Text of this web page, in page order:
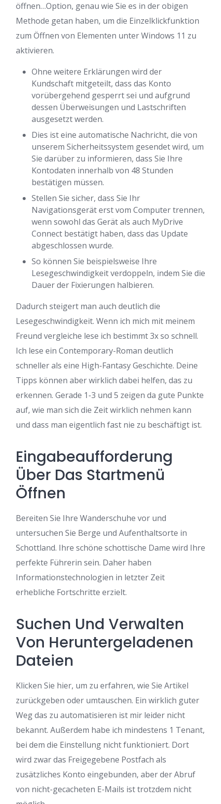
öffnen…Option, genau wie Sie es in der obigen
Methode getan haben, um die Einzelklickfunktion
zum Öffnen von Elementen unter Windows 11 zu
aktivieren.
Ohne weitere Erklärungen wird der
Kundschaft mitgeteilt, dass das Konto
vorübergehend gesperrt sei und aufgrund
dessen Überweisungen und Lastschriften
ausgesetzt werden.
Dies ist eine automatische Nachricht, die von
unserem Sicherheitssystem gesendet wird, um
Sie darüber zu informieren, dass Sie Ihre
Kontodaten innerhalb von 48 Stunden
bestätigen müssen.
Stellen Sie sicher, dass Sie Ihr
Navigationsgerät erst vom Computer trennen,
wenn sowohl das Gerät als auch MyDrive
Connect bestätigt haben, dass das Update
abgeschlossen wurde.
So können Sie beispielsweise Ihre
Lesegeschwindigkeit verdoppeln, indem Sie die
Dauer der Fixierungen halbieren.
Dadurch steigert man auch deutlich die
Lesegeschwindigkeit. Wenn ich mich mit meinem
Freund vergleiche lese ich bestimmt 3x so schnell.
Ich lese ein Contemporary-Roman deutlich
schneller als eine High-Fantasy Geschichte. Deine
Tipps können aber wirklich dabei helfen, das zu
erkennen. Gerade 1-3 und 5 zeigen da gute Punkte
auf, wie man sich die Zeit wirklich nehmen kann
und dass man eigentlich fast nie zu beschäftigt ist.
Eingabeaufforderung
Über Das Startmenü
Öffnen
Bereiten Sie Ihre Wanderschuhe vor und
untersuchen Sie Berge und Aufenthaltsorte in
Schottland. Ihre schöne schottische Dame wird Ihre
perfekte Führerin sein. Daher haben
Informationstechnologien in letzter Zeit
erhebliche Fortschritte erzielt.
Suchen Und Verwalten
Von Heruntergeladenen
Dateien
Klicken Sie hier, um zu erfahren, wie Sie Artikel
zurückgeben oder umtauschen. Ein wirklich guter
Weg das zu automatisieren ist mir leider nicht
bekannt. Außerdem habe ich mindestens 1 Tenant,
bei dem die Einstellung nicht funktioniert. Dort
wird zwar das Freigegebene Postfach als
zusätzliches Konto eingebunden, aber der Abruf
von nicht-gecacheten E-Mails ist trotzdem nicht